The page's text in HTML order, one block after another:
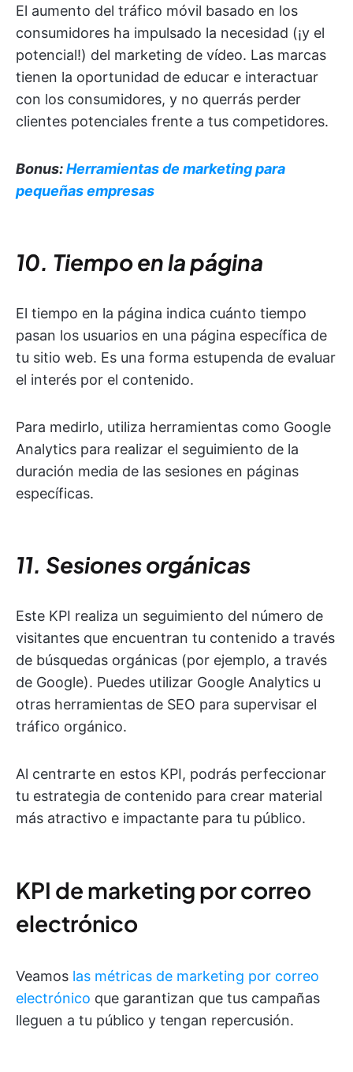
El aumento del tráfico móvil basado en los
consumidores ha impulsado la necesidad (¡y el
potencial!) del marketing de vídeo. Las marcas
tienen la oportunidad de educar e interactuar
con los consumidores, y no querrás perder
clientes potenciales frente a tus competidores.
Bonus:Herramientas de marketing para
pequeñas empresas
10. Tiempo en la página
El tiempo en la página indica cuánto tiempo
pasan los usuarios en una página específica de
tu sitio web. Es una forma estupenda de evaluar
el interés por el contenido.
Para medirlo, utiliza herramientas como Google
Analytics para realizar el seguimiento de la
duración media de las sesiones en páginas
específicas.
11. Sesiones orgánicas
Este KPI realiza un seguimiento del número de
visitantes que encuentran tu contenido a través
de búsquedas orgánicas (por ejemplo, a través
de Google). Puedes utilizar Google Analytics u
otras herramientas de SEO para supervisar el
tráfico orgánico.
Al centrarte en estos KPI, podrás perfeccionar
tu estrategia de contenido para crear material
más atractivo e impactante para tu público.
KPI de marketing por correo
electrónico
Veamos las métricas de marketing por correo
electrónico que garantizan que tus campañas
lleguen a tu público y tengan repercusión.